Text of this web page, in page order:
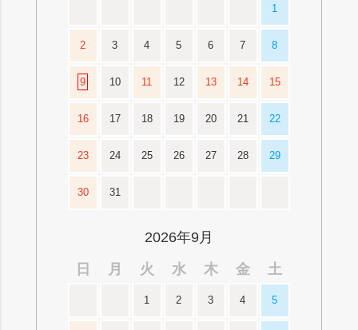
1
2 3 4 5 6 7 8
9 10 11 12 13 14 15
16 17 18 19 20 21 22
23 24 25 26 27 28 29
30 31
2026年9月
日
月 火 水 木 金 土
1 2 3 4 5